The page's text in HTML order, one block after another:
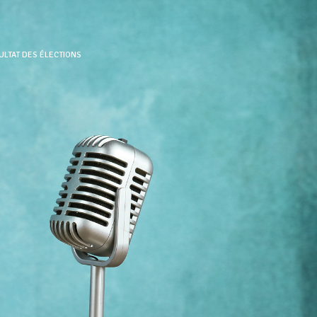
DES ÉLECTIONS